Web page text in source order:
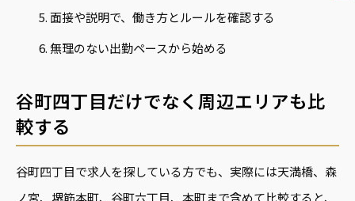
面接や説明で、働き方とルールを確認する
無理のない出勤ペースから始める
谷町四丁目だけでなく周辺エリアも比
較する
谷町四丁目で求人を探している方でも、実際には天満橋、森
ノ宮、堺筋本町、谷町六丁目、本町まで含めて比較すると、